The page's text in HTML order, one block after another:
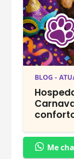
BLOG -
Me